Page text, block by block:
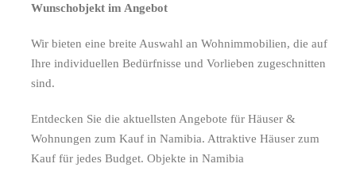
Wunschobjekt
Wunschobjekt im Angebot
Wir bieten eine breite Auswahl an Wohnimmobilien, die auf
Ihre individuellen Bedürfnisse und Vorlieben zugeschnitten
sind.
Entdecken Sie die aktuellsten Angebote für Häuser &
Wohnungen zum Kauf in Namibia. Attraktive Häuser zum
Kauf für jedes Budget. Objekte in Namibia